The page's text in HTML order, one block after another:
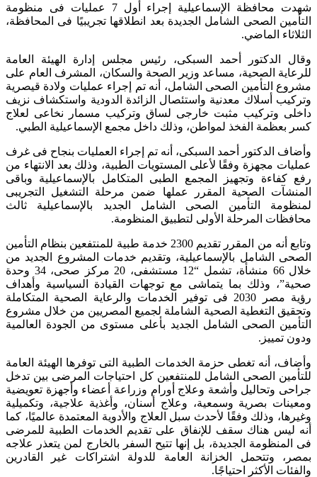
شهدت محافظة الإسماعيلية إجراء أول 7 عمليات فى منظومة
التأمين الصحى الشامل الجديدة بعد انطلاقها تجريبيًا فى المحافظة،
الثلاثاء الماضي.
وقال الدكتور أحمد السبكى، رئيس مجلس إدارة الهيئة العامة
للرعاية الصحية، مساعد وزير الصحة والسكان، المشرف العام على
مشروع التأمين الصحى الشامل، أنه تم إجراء عمليات ولادة قيصرية
وتركيب أسلاك معدنية واستئصال الزائدة الدودية واستكشاف نزيف
داخلى وتركيب مثبت خارجى لساق وتركيب مسمار نخاعى لعلاج
كسر بعظمة الفخذ لمواطن، وذلك داخل مجمع الإسماعيلية الطبي.
وأضاف الدكتور أحمد السبكى، أنه تم إجراء العمليات بنجاح فى غرف
عمليات مجهزة وفقًا لأعلى المستويات الطبية، وذلك بعد الانتهاء من
رفع كفاءة وتجهيز المجمع الطبى المتكامل بالإسماعيلية وباقى
المنشآت الصحية المقرر عملها ضمن مرحلة التشغيل التجريبى
لمنظومة التأمين الصحى الشامل الجديد بالإسماعيلية ثالث
محافظات المرحلة الأولى لتطبيق المنظومة.
وتابع أنه من المقرر تقديم 2300 خدمة طبية للمنتفعين بنظام التأمين
الصحى الشامل بالإسماعيلية، وتقديم خدمات المشروع الجديد من
خلال 66 منشأة، تشمل “12 مستشفى، 20 مركز صحى، 34 وحدة
صحية”، وذلك بما يتماشى مع توجهات القيادة السياسية وأهداف
رؤية مصر 2030 فى توفير الخدمات والرعاية الصحية المتكاملة
وتحقيق التغطية الصحية الشاملة لجميع المصريين من خلال مشروع
التأمين الصحى الشامل الجديد بأعلى مستوى من الجودة العالمية
ودون تمييز.
وأضاف، أنه تغطى حزمة الخدمات الطبية التى توفرها الهيئة العامة
للتأمين الصحى الشامل للمنتفعين كل احتياجات المرضى بين تدخل
جراحى وتحاليل وأشعة وعلاج أورام وزراعة أعضاء وأجهزة تعويضية
ومعينات بصرية وسمعية، وعلاج أسنان، وأغذية علاجية، وتكميلية
وغيرها، وذلك وفقًا لأحدث سبل العلاج والأدوية المعتمدة عالميًا، كما
أنه ليس هناك سقف للإنفاق على تقديم الخدمات الطبية للمرضى
فى المنظومة الجديدة، بل إنها تتيح السفر بالخارج لمن يتعذر علاجه
بمصر، وتتحمل الخزانة العامة للدولة اشتراكات غير القادرين
والفئات الأكثر احتياجًا.